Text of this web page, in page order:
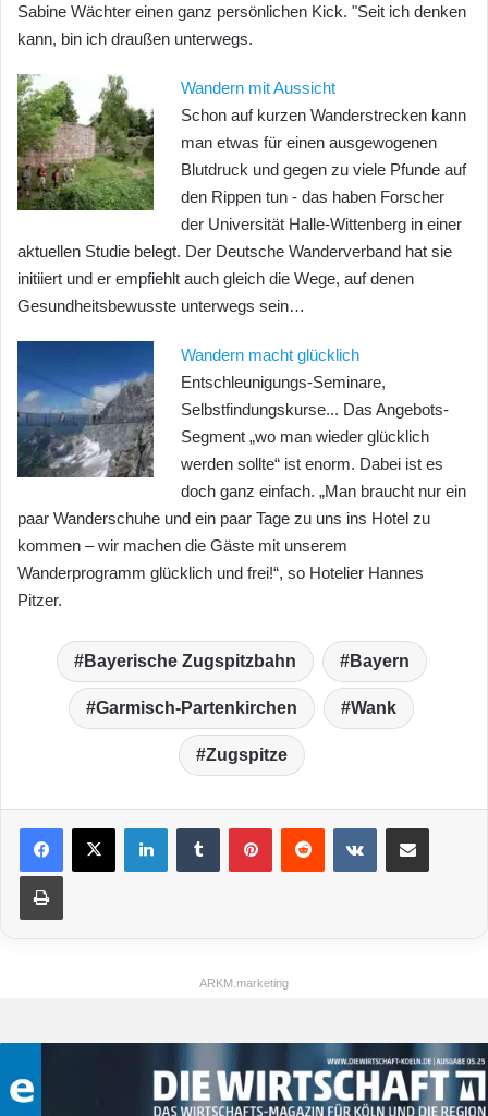
Sabine Wächter einen ganz persönlichen Kick. "Seit ich denken
kann, bin ich draußen unterwegs.
Wandern mit Aussicht
Schon auf kurzen Wanderstrecken kann
man etwas für einen ausgewogenen
Blutdruck und gegen zu viele Pfunde auf
den Rippen tun - das haben Forscher
der Universität Halle-Wittenberg in einer
aktuellen Studie belegt. Der Deutsche Wanderverband hat sie
initiiert und er empfiehlt auch gleich die Wege, auf denen
Gesundheitsbewusste unterwegs sein…
Wandern macht glücklich
Entschleunigungs-Seminare,
Selbstfindungskurse... Das Angebots-
Segment „wo man wieder glücklich
werden sollte“ ist enorm. Dabei ist es
doch ganz einfach. „Man braucht nur ein
paar Wanderschuhe und ein paar Tage zu uns ins Hotel zu
kommen – wir machen die Gäste mit unserem
Wanderprogramm glücklich und frei!“, so Hotelier Hannes
Pitzer.
Bayerische Zugspitzbahn Bayern
Garmisch-Partenkirchen Wank
Zugspitze
ARKM.marketing